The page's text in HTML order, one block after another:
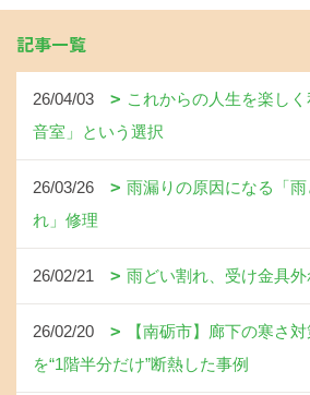
記事一覧
26/04/03
これからの人生を楽し
音室」という選択
26/03/26
雨漏りの原因になる「
れ」修理
26/02/21 雨どい割れ、受け金具外
26/02/20
【南砺市】廊下の寒さ
を“1階半分だけ”断熱した事例